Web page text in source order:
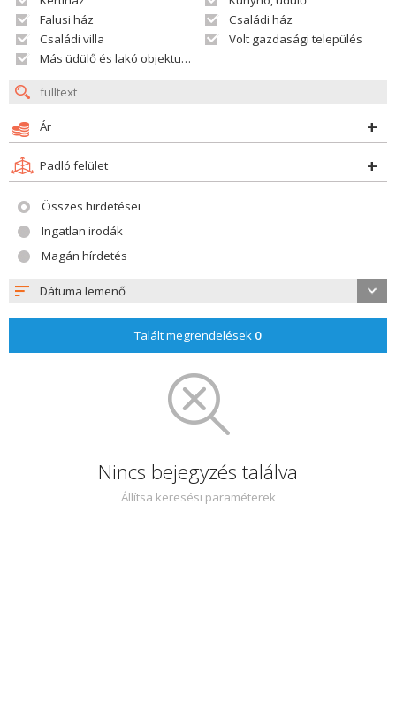
Falusi ház
Családi ház
Családi villa
Volt gazdasági település
Más üdülő és lakó objektumok
Ár
Padló felület
Összes hirdetései
Ingatlan irodák
Magán hírdetés
Dátuma lemenő
Talált megrendelések 0
Nincs bejegyzés találva
Állítsa keresési paraméterek